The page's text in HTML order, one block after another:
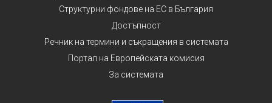
Структурни фондове на ЕС в България
Достъпност
Речник на термини и съкращения в системата
Портал на Европейската комисия
За системата